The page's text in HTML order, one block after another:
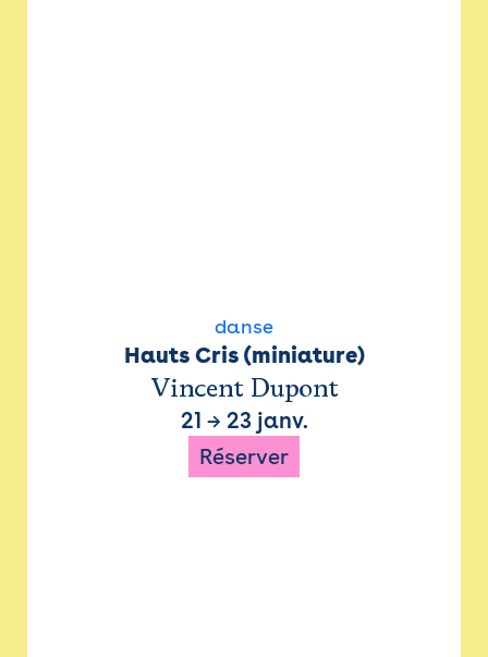
danse
Hauts Cris (miniature)
Vincent Dupont
21 → 23 janv.
Réserver